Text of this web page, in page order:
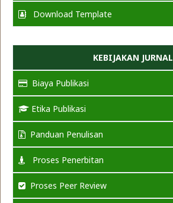
Download Template
KEBIJAKAN JURNAL
Biaya Publikasi
Etika Publikasi
Panduan Penulisan
Proses Penerbitan
Proses Peer Review